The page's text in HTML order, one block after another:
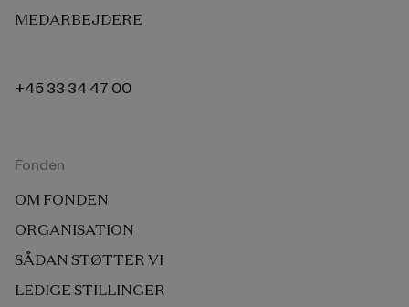
MEDARBEJDERE
+45 33 34 47 00
Fonden
OM FONDEN
ORGANISATION
SÅDAN STØTTER VI
LEDIGE STILLINGER